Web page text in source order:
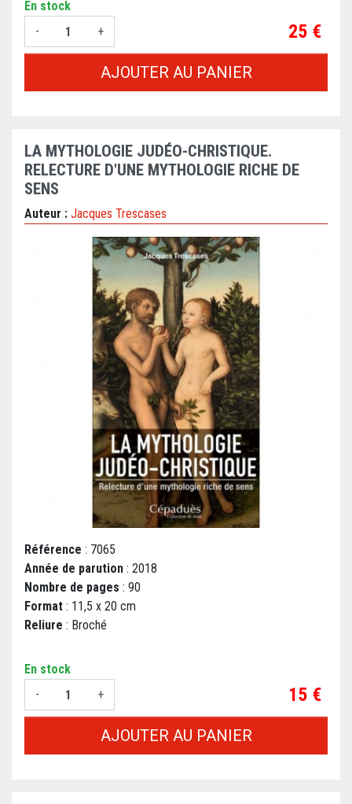
En stock
-
+ Prix
25 €
AJOUTER AU PANIER
LA MYTHOLOGIE JUDÉO-CHRISTIQUE.
RELECTURE D'UNE MYTHOLOGIE RICHE DE
SENS
Auteur : Jacques Trescases
Référence : 7065
Année de parution : 2018
Nombre de pages : 90
Format : 11,5 x 20 cm
Reliure : Broché
En stock
-
+ Prix
15 €
AJOUTER AU PANIER